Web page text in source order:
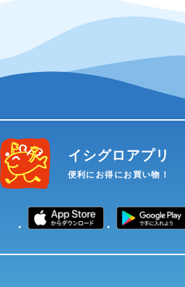
イシグロアプリ
便利にお得にお買い物！